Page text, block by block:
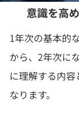
意識を高
1年次の基本的
から、2年次に
に理解する内
なります。